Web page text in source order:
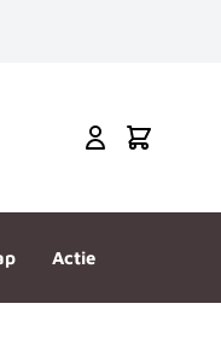
Cart
Actie